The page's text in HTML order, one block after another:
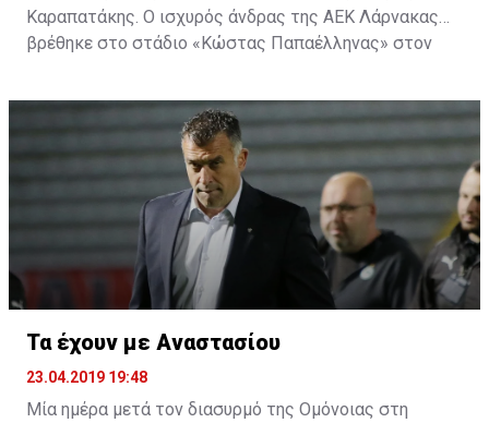
Καραπατάκης. Ο ισχυρός άνδρας της ΑΕΚ Λάρνακας
βρέθηκε στο στάδιο «Κώστας Παπαέλληνας» στον
Τα έχουν με Αναστασίου
23.04.2019 19:48
Μία ημέρα μετά τον διασυρμό της Ομόνοιας στη